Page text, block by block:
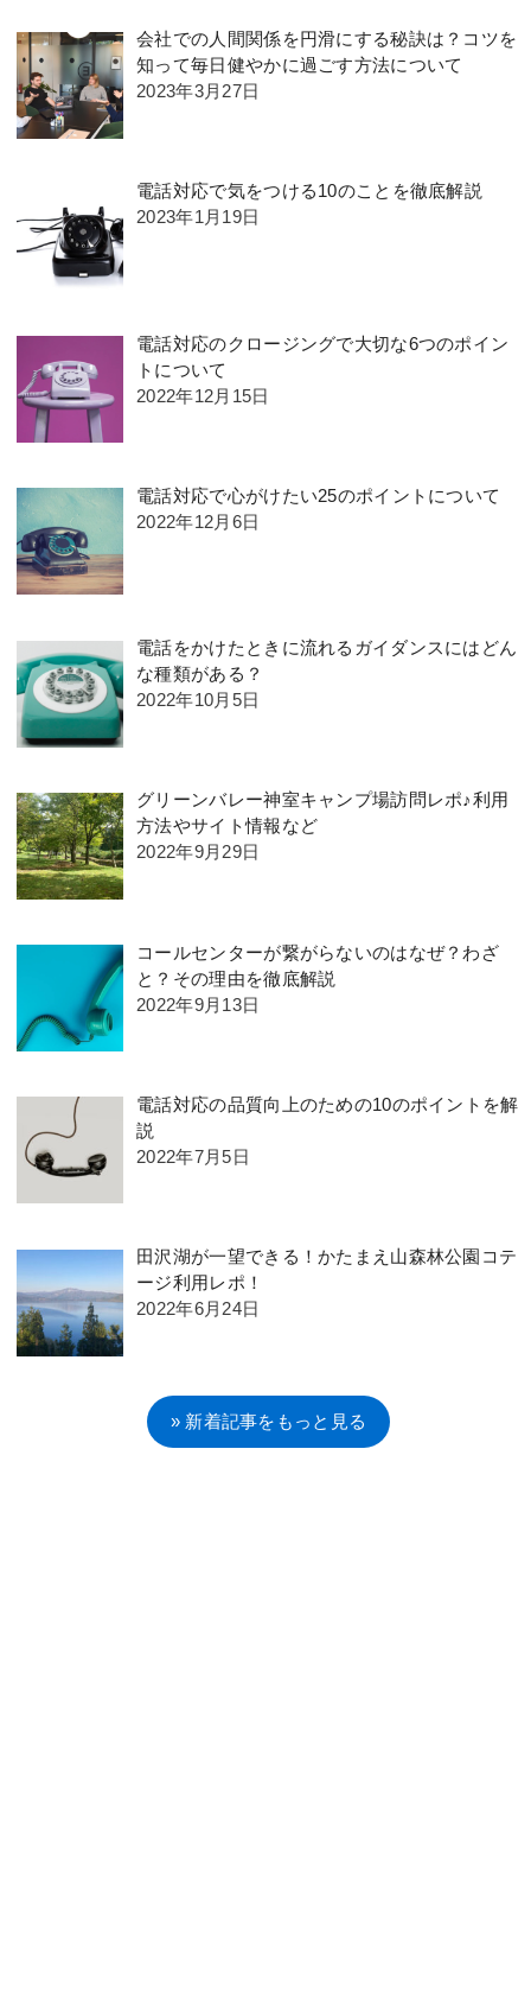
会社での人間関係を円滑にする秘訣は？コツを
知って毎日健やかに過ごす方法について
2023年3月27日
電話対応で気をつける10のことを徹底解説
2023年1月19日
電話対応のクロージングで大切な6つのポイン
トについて
2022年12月15日
電話対応で心がけたい25のポイントについて
2022年12月6日
電話をかけたときに流れるガイダンスにはどん
な種類がある？
2022年10月5日
グリーンバレー神室キャンプ場訪問レポ♪利用
方法やサイト情報など
2022年9月29日
コールセンターが繋がらないのはなぜ？わざ
と？その理由を徹底解説
2022年9月13日
電話対応の品質向上のための10のポイントを解
説
2022年7月5日
田沢湖が一望できる！かたまえ山森林公園コテ
ージ利用レポ！
2022年6月24日
» 新着記事をもっと見る